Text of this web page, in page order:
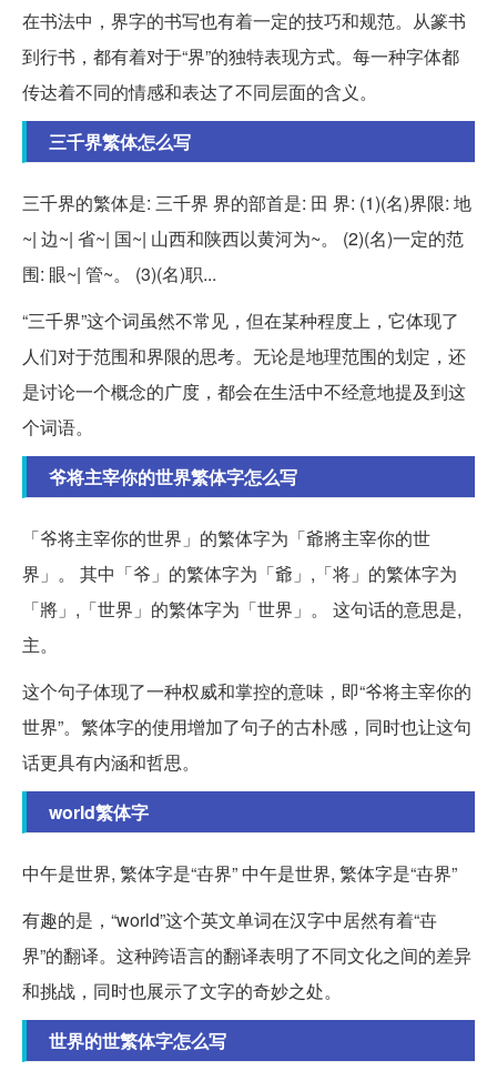
在书法中，界字的书写也有着一定的技巧和规范。从篆书
到行书，都有着对于“界”的独特表现方式。每一种字体都
传达着不同的情感和表达了不同层面的含义。
三千界繁体怎么写
三千界的繁体是: 三千界 界的部首是: 田 界: (1)(名)界限: 地
~| 边~| 省~| 国~| 山西和陕西以黄河为~。 (2)(名)一定的范
围: 眼~| 管~。 (3)(名)职...
“三千界”这个词虽然不常见，但在某种程度上，它体现了
人们对于范围和界限的思考。无论是地理范围的划定，还
是讨论一个概念的广度，都会在生活中不经意地提及到这
个词语。
爷将主宰你的世界繁体字怎么写
「爷将主宰你的世界」的繁体字为「爺將主宰你的世
界」。 其中「爷」的繁体字为「爺」,「将」的繁体字为
「將」,「世界」的繁体字为「世界」。 这句话的意思是,
主。
这个句子体现了一种权威和掌控的意味，即“爷将主宰你的
世界”。繁体字的使用增加了句子的古朴感，同时也让这句
话更具有内涵和哲思。
world繁体字
中午是世界, 繁体字是“卋界” 中午是世界, 繁体字是“卋界”
有趣的是，“world”这个英文单词在汉字中居然有着“卋
界”的翻译。这种跨语言的翻译表明了不同文化之间的差异
和挑战，同时也展示了文字的奇妙之处。
世界的世繁体字怎么写